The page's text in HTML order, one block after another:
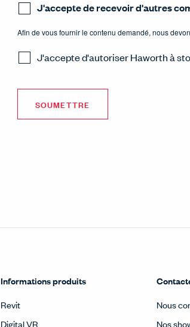
J'accepte de recevoir d'autres
Afin de vous fournir le contenu demandé, nous
J'accepte d'autoriser Haworth à
Informations produits
Revit
Digital VR
Nous
Nos